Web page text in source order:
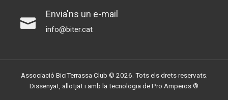
Envia'ns un e-mail
info@biter.cat
Associació BiciTerrassa Club © 2026. Tots els drets reservats.
Dissenyat, allotjat i amb la tecnologia dePro Amperos ®